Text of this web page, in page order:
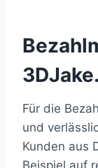
Für die
und
Kunden aus